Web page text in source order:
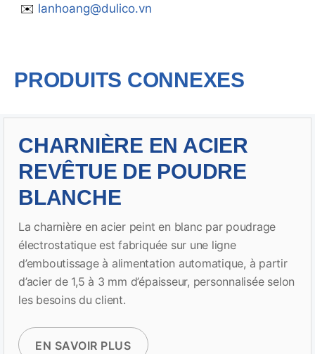
✉️ lanhoang@dulico.vn
PRODUITS CONNEXES
CHARNIÈRE EN ACIER
REVÊTUE DE POUDRE
BLANCHE
La charnière en acier peint en blanc par poudrage
électrostatique est fabriquée sur une ligne
d’emboutissage à alimentation automatique, à partir
d’acier de 1,5 à 3 mm d’épaisseur, personnalisée selon
les besoins du client.
EN SAVOIR PLUS